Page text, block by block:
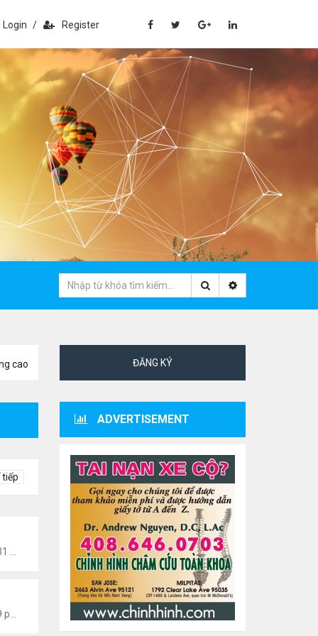
Login / Register
cao
tiếp
Văn Nghệ Hải Ngoại
Văn Nghệ Hải Ngoại
ĐĂNG KÝ
ADVERTISEMENT